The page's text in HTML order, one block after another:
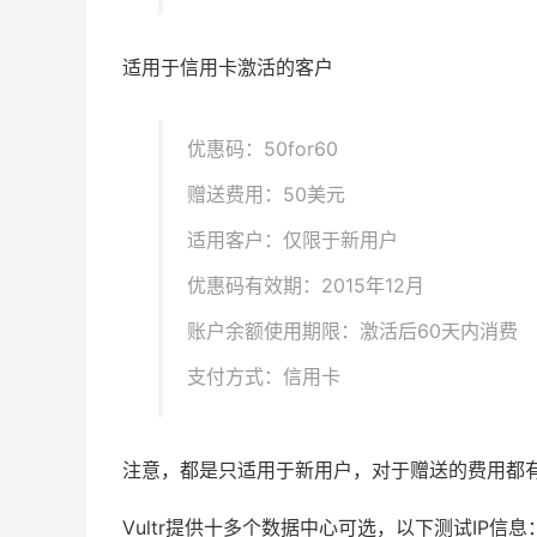
适用于信用卡激活的客户
优惠码：50for60
赠送费用：50美元
适用客户：仅限于新用户
优惠码有效期：2015年12月
账户余额使用期限：激活后60天内消费
支付方式：信用卡
注意，都是只适用于新用户，对于赠送的费用都
Vultr提供十多个数据中心可选，以下测试IP信息：